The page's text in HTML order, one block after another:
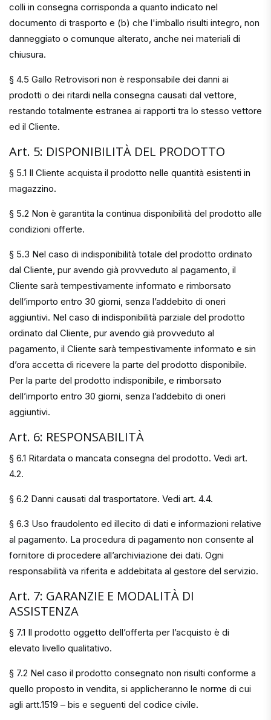
colli in consegna corrisponda a quanto indicato nel
documento di trasporto e (b) che l'imballo risulti integro, non
danneggiato o comunque alterato, anche nei materiali di
chiusura.
§ 4.5 Gallo Retrovisori non è responsabile dei danni ai
prodotti o dei ritardi nella consegna causati dal vettore,
restando totalmente estranea ai rapporti tra lo stesso vettore
ed il Cliente.
Art. 5: DISPONIBILITÀ DEL PRODOTTO
§ 5.1 Il Cliente acquista il prodotto nelle quantità esistenti in
magazzino.
§ 5.2 Non è garantita la continua disponibilità del prodotto alle
condizioni offerte.
§ 5.3 Nel caso di indisponibilità totale del prodotto ordinato
dal Cliente, pur avendo già provveduto al pagamento, il
Cliente sarà tempestivamente informato e rimborsato
dell’importo entro 30 giorni, senza l’addebito di oneri
aggiuntivi. Nel caso di indisponibilità parziale del prodotto
ordinato dal Cliente, pur avendo già provveduto al
pagamento, il Cliente sarà tempestivamente informato e sin
d’ora accetta di ricevere la parte del prodotto disponibile.
Per la parte del prodotto indisponibile, e rimborsato
dell’importo entro 30 giorni, senza l’addebito di oneri
aggiuntivi.
Art. 6: RESPONSABILITÀ
§ 6.1 Ritardata o mancata consegna del prodotto. Vedi art.
4.2.
§ 6.2 Danni causati dal trasportatore. Vedi art. 4.4.
§ 6.3 Uso fraudolento ed illecito di dati e informazioni relative
al pagamento. La procedura di pagamento non consente al
fornitore di procedere all’archiviazione dei dati. Ogni
responsabilità va riferita e addebitata al gestore del servizio.
Art. 7: GARANZIE E MODALITÀ DI
ASSISTENZA
§ 7.1 Il prodotto oggetto dell’offerta per l’acquisto è di
elevato livello qualitativo.
§ 7.2 Nel caso il prodotto consegnato non risulti conforme a
quello proposto in vendita, si applicheranno le norme di cui
agli artt.1519 – bis e seguenti del codice civile.